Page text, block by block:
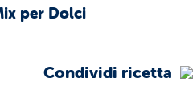
per Dolci
Condividi ricetta